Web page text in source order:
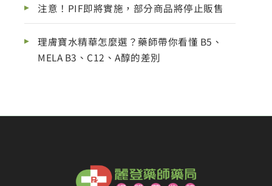
注意！PIF即將實施，部分商品將停止販售
理膚寶水精華怎麼選？藥師帶你看懂 B5、
MELA B3、C12、A醇的差別